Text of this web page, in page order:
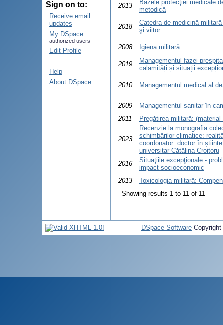
Sign on to:
Receive email
updates
My DSpace
authorized users
Edit Profile
Help
About DSpace
2013
Bazele protecţiei medicale
metodică
2018
Catedra de medicină
şi viitor
2008 Igiena militară
2019
Managementul fazei
calamități și situații
2010 Managementul medical al
2009
Managementul sanitar în
2011
Pregătirea militară: (material
2023
Recenzie la monografia
schimbărilor climatice:
coordonator: doctor în
universitar Cătălina Croitoru
2016
Situaţiile excepţionale -
impact socioeconomic
2013
Toxicologia militară:
Showing results 1 to 11 of 11
DSpace Software